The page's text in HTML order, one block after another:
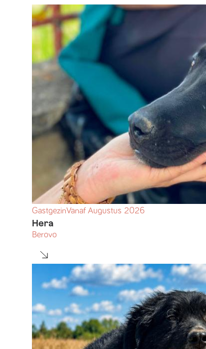
GastgezinVanaf Augustus 2026
Hera
Berovo